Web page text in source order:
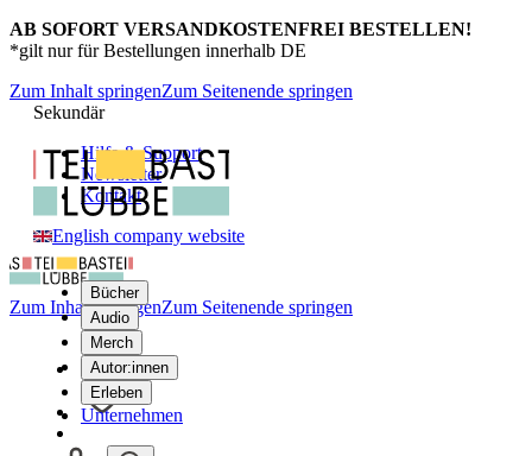
AB SOFORT VERSANDKOSTENFREI BESTELLEN!
*gilt nur für Bestellungen innerhalb DE
Zum Inhalt springenZum Seitenende springen
Sekundär
Hilfe & Support
Newsletter
Kontakt
English company website
Bücher
Audio
Merch
Autor:innen
Erleben
Unternehmen
Zum Inhalt springenZum Seitenende springen